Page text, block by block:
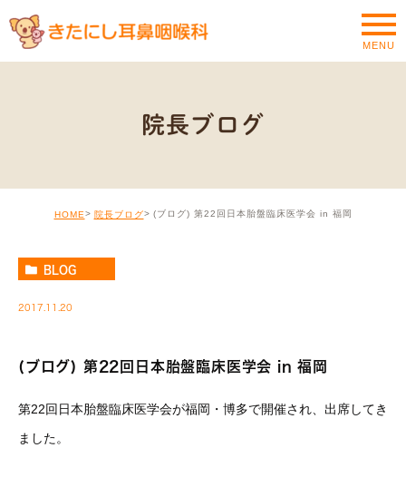
MENU
院長ブログ
HOME 院長ブログ (ブログ) 第22回日本胎盤臨床医学会 in 福岡
BLOG
2017.11.20
(ブログ) 第22回日本胎盤臨床医学会 in 福岡
第22回日本胎盤臨床医学会が福岡・博多で開催され、出席してき
ました。